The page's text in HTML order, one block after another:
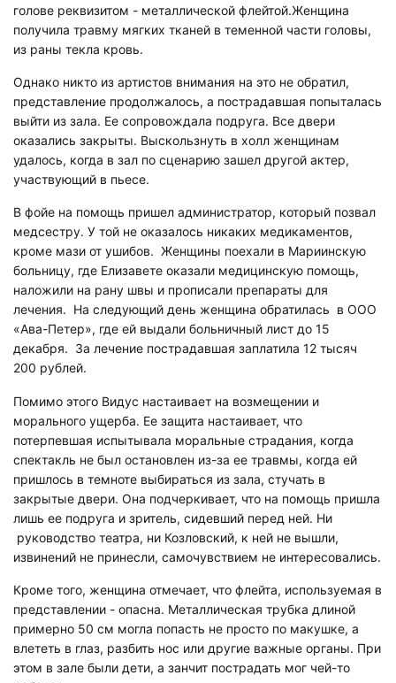
голове реквизитом - металлической флейтой.Женщина
получила травму мягких тканей в теменной части головы,
из раны текла кровь.
Однако никто из артистов внимания на это не обратил,
представление продолжалось, а пострадавшая попыталась
выйти из зала. Ее сопровождала подруга. Все двери
оказались закрыты. Выскользнуть в холл женщинам
удалось, когда в зал по сценарию зашел другой актер,
участвующий в пьесе.
В фойе на помощь пришел администратор, который позвал
медсестру. У той не оказалось никаких медикаментов,
кроме мази от ушибов. Женщины поехали в Мариинскую
больницу, где Елизавете оказали медицинскую помощь,
наложили на рану швы и прописали препараты для
лечения. На следующий день женщина обратилась в ООО
«Ава-Петер», где ей выдали больничный лист до 15
декабря. За лечение пострадавшая заплатила 12 тысяч
200 рублей.
Помимо этого Видус настаивает на возмещении и
морального ущерба. Ее защита настаивает, что
потерпевшая испытывала моральные страдания, когда
спектакль не был остановлен из-за ее травмы, когда ей
пришлось в темноте выбираться из зала, стучать в
закрытые двери. Она подчеркивает, что на помощь пришла
лишь ее подруга и зритель, сидевший перед ней. Ни
руководство театра, ни Козловский, к ней не вышли,
извинений не принесли, самочувствием не интересовались.
Кроме того, женщина отмечает, что флейта, используемая в
представлении - опасна. Металлическая трубка длиной
примерно 50 см могла попасть не просто по макушке, а
влететь в глаз, разбить нос или другие важные органы. При
этом в зале были дети, а занчит пострадать мог чей-то